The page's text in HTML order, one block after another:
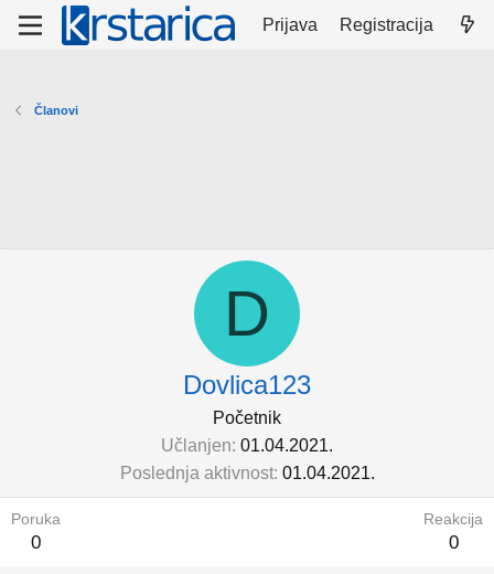
Prijava Registracija
Članovi
D
Dovlica123
Početnik
Učlanjen 01.04.2021.
Poslednja aktivnost 01.04.2021.
Poruka
0
Reakcija
0